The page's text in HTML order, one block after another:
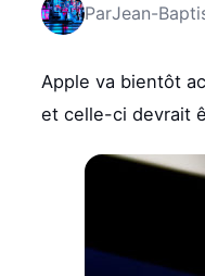
ParJean-
Apple va bientôt
et celle-ci devrait